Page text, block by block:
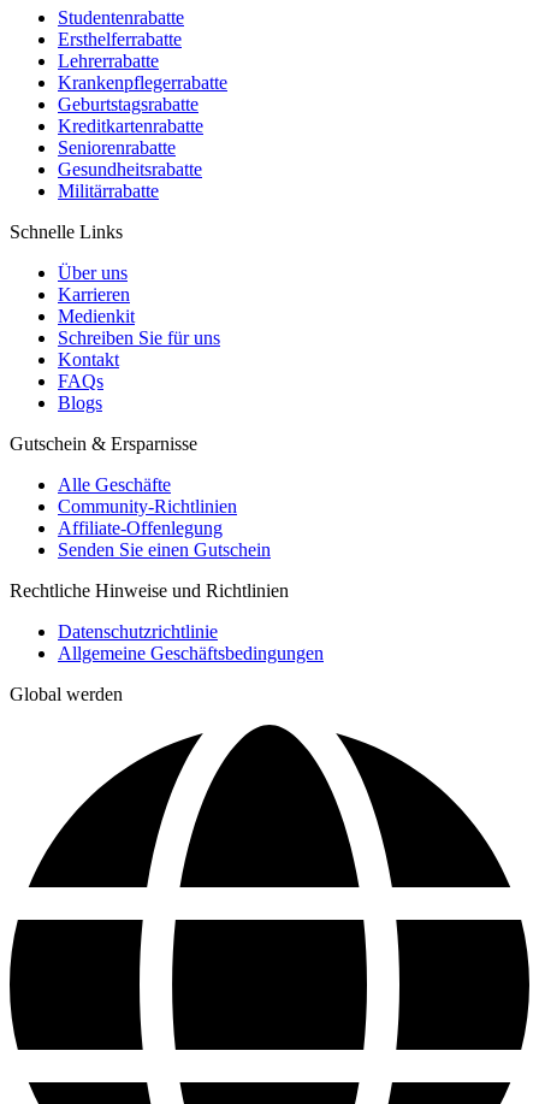
Studentenrabatte
Ersthelferrabatte
Lehrerrabatte
Krankenpflegerrabatte
Geburtstagsrabatte
Kreditkartenrabatte
Seniorenrabatte
Gesundheitsrabatte
Militärrabatte
Schnelle Links
Über uns
Karrieren
Medienkit
Schreiben Sie für uns
Kontakt
FAQs
Blogs
Gutschein & Ersparnisse
Alle Geschäfte
Community-Richtlinien
Affiliate-Offenlegung
Senden Sie einen Gutschein
Rechtliche Hinweise und Richtlinien
Datenschutzrichtlinie
Allgemeine Geschäftsbedingungen
Global werden